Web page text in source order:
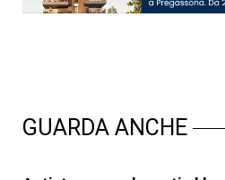
GUARDA ANCHE